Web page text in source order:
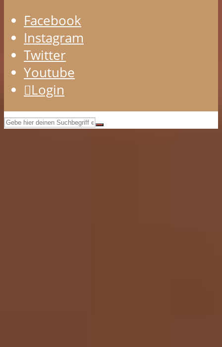
Facebook
Instagram
Twitter
Youtube
Login